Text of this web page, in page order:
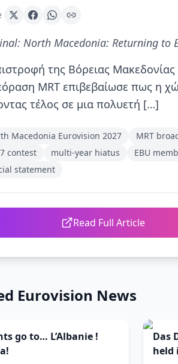
North Macedonia: Returning to
της Βόρειας
MRT επιβεβαίωσε πως η
τέλος σε μια πολυετή […]
Macedonia Eurovision 2027 MRT
contest
multi-year hiatus EBU
statement
Read Full Article
Eurovision News
go to… L’Albanie !
Das
held